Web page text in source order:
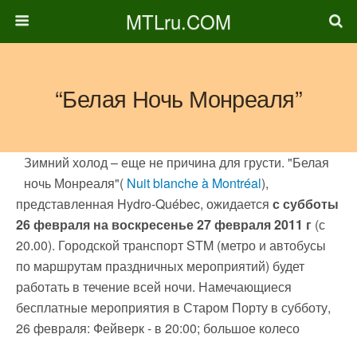
MTLru.COM
“Белая Ночь Монреаля”
Зимний холод – еще не причина для грусти. "Белая
ночь Монреаля"( Nuit blanche à Montréal),
представленная Hydro-Québec, ожидается с субботы
26 февраля на воскресенье 27 февраля 2011 г (с
20.00). Городской транспорт STM (метро и автобусы
по маршрутам праздничных мероприятий) будет
работать в течение всей ночи. Намечающиеся
бесплатные мероприятия в Старом Порту в субботу,
26 февраля: Фейверк - в 20:00; большое колесо